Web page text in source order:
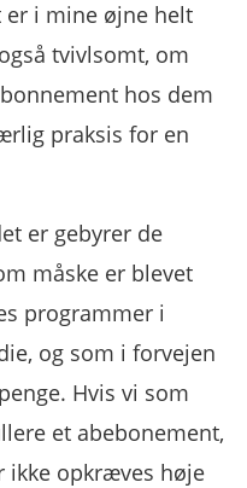
er i mine øjne helt
tvivlsomt, om
hos dem
praksis for en
er gebyrer de
måske er blevet
programmer i
og som i forvejen
Hvis vi som
et abebonement,
ikke opkræves høje